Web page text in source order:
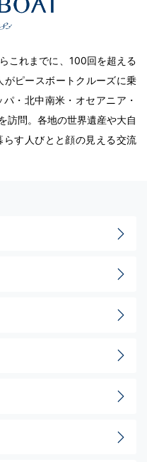
これまでに、100回を超える
ピースボートクルーズに乗
・北中南米・オセアニア・
訪問。各地の世界遺産や大自
す人びとと顔の見える交流